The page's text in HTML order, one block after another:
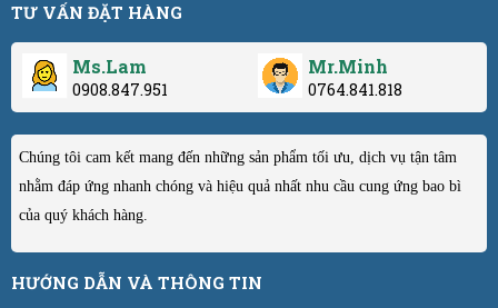
TƯ VẤN ĐẶT HÀNG
Ms.Lam
0908.847.951
Mr.Minh
0764.841.818
Chúng tôi cam kết mang đến những sản phẩm tối ưu, dịch vụ tận tâm
nhằm đáp ứng nhanh chóng và hiệu quả nhất nhu cầu cung ứng bao bì
của quý khách hàng.
HƯỚNG DẪN VÀ THÔNG TIN